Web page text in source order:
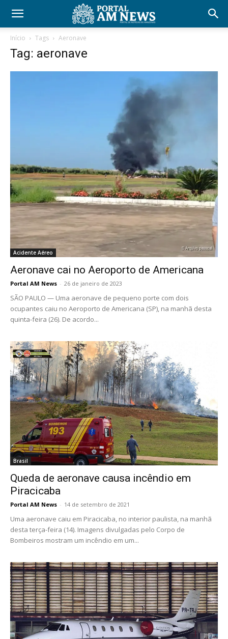
Início Tags Aeronave
Tag: aeronave
Acidente Aéreo
Aeronave cai no Aeroporto de Americana
Portal AM News - 26 de janeiro de 2023
SÃO PAULO — Uma aeronave de pequeno porte com dois
ocupantes caiu no Aeroporto de Americana (SP), na manhã desta
quinta-feira (26). De acordo...
Brasil
Queda de aeronave causa incêndio em
Piracicaba
Portal AM News - 14 de setembro de 2021
Uma aeronave caiu em Piracicaba, no interior paulista, na manhã
desta terça-feira (14). Imagens divulgadas pelo Corpo de
Bombeiros mostram um incêndio em um...